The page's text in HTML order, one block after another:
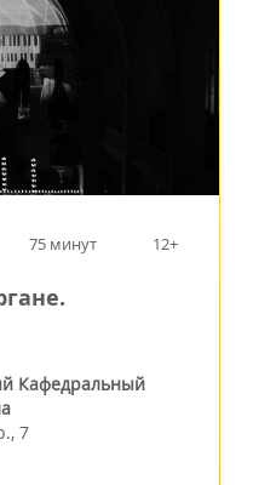
75 минут 12+
Кафедральный
7